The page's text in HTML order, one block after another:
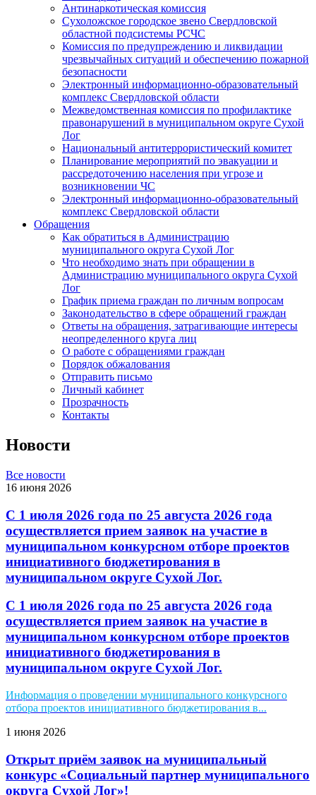
Антинаркотическая комиссия
Сухоложское городское звено Свердловской
областной подсистемы РСЧС
Комиссия по предупреждению и ликвидации
чрезвычайных ситуаций и обеспечению пожарной
безопасности
Электронный информационно-образовательный
комплекс Cвердловской области
Межведомственная комиссия по профилактике
правонарушений в муниципальном округе Сухой
Лог
Национальный антитеррористический комитет
Планирование мероприятий по эвакуации и
рассредоточению населения при угрозе и
возникновении ЧС
Электронный информационно-образовательный
комплекс Свердловской области
Обращения
Как обратиться в Администрацию
муниципального округа Сухой Лог
Что необходимо знать при обращении в
Администрацию муниципального округа Сухой
Лог
График приема граждан по личным вопросам
Законодательство в сфере обращений граждан
Ответы на обращения, затрагивающие интересы
неопределенного круга лиц
О работе с обращениями граждан
Порядок обжалования
Отправить письмо
Личный кабинет
Прозрачность
Контакты
Новости
Все новости
16 июня 2026
С 1 июля 2026 года по 25 августа 2026 года
осуществляется прием заявок на участие в
муниципальном конкурсном отборе проектов
инициативного бюджетирования в
муниципальном округе Сухой Лог.
С 1 июля 2026 года по 25 августа 2026 года
осуществляется прием заявок на участие в
муниципальном конкурсном отборе проектов
инициативного бюджетирования в
муниципальном округе Сухой Лог.
Информация о проведении муниципального конкурсного
отбора проектов инициативного бюджетирования в...
1 июня 2026
Открыт приём заявок на муниципальный
конкурс «Социальный партнер муниципального
округа Сухой Лог»!